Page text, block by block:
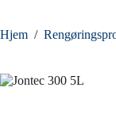
Hjem /